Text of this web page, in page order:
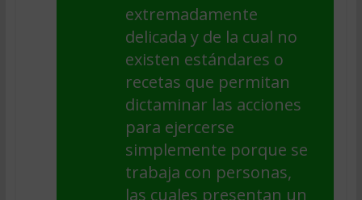
extremadamente
delicada y de la cual no
existen estándares o
recetas que permitan
dictaminar las acciones
para ejercerse
simplemente porque se
trabaja con personas,
las cuales presentan un